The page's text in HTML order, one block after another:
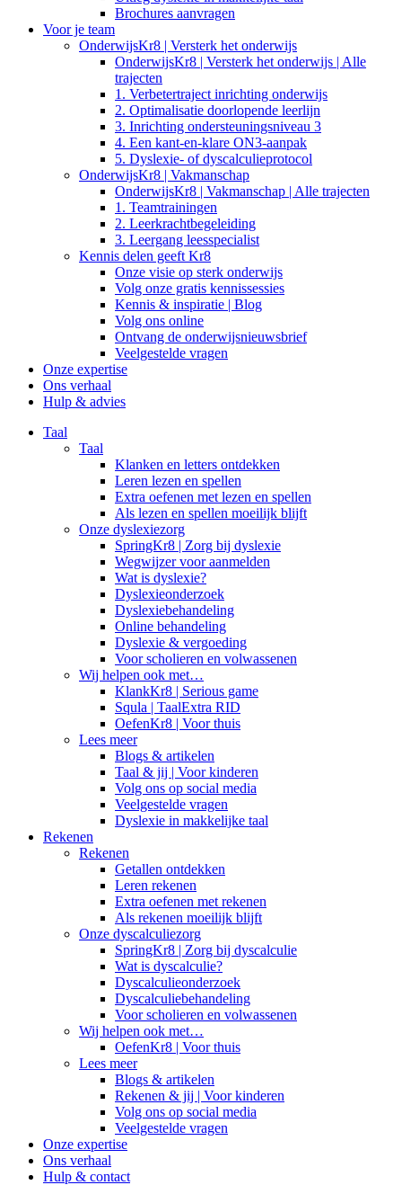
Brochures aanvragen
Voor je team
OnderwijsKr8 | Versterk het onderwijs
OnderwijsKr8 | Versterk het onderwijs | Alle
trajecten
1. Verbetertraject inrichting onderwijs
2. Optimalisatie doorlopende leerlijn
3. Inrichting ondersteuningsniveau 3
4. Een kant-en-klare ON3-aanpak
5. Dyslexie- of dyscalculieprotocol
OnderwijsKr8 | Vakmanschap
OnderwijsKr8 | Vakmanschap | Alle trajecten
1. Teamtrainingen
2. Leerkrachtbegeleiding
3. Leergang leesspecialist
Kennis delen geeft Kr8
Onze visie op sterk onderwijs
Volg onze gratis kennissessies
Kennis & inspiratie | Blog
Volg ons online
Ontvang de onderwijsnieuwsbrief
Veelgestelde vragen
Onze expertise
Ons verhaal
Hulp & advies
Taal
Taal
Klanken en letters ontdekken
Leren lezen en spellen
Extra oefenen met lezen en spellen
Als lezen en spellen moeilijk blijft
Onze dyslexiezorg
SpringKr8 | Zorg bij dyslexie
Wegwijzer voor aanmelden
Wat is dyslexie?
Dyslexieonderzoek
Dyslexiebehandeling
Online behandeling
Dyslexie & vergoeding
Voor scholieren en volwassenen
Wij helpen ook met…
KlankKr8 | Serious game
Squla | TaalExtra RID
OefenKr8 | Voor thuis
Lees meer
Blogs & artikelen
Taal & jij | Voor kinderen
Volg ons op social media
Veelgestelde vragen
Dyslexie in makkelijke taal
Rekenen
Rekenen
Getallen ontdekken
Leren rekenen
Extra oefenen met rekenen
Als rekenen moeilijk blijft
Onze dyscalculiezorg
SpringKr8 | Zorg bij dyscalculie
Wat is dyscalculie?
Dyscalculieonderzoek
Dyscalculiebehandeling
Voor scholieren en volwassenen
Wij helpen ook met…
OefenKr8 | Voor thuis
Lees meer
Blogs & artikelen
Rekenen & jij | Voor kinderen
Volg ons op social media
Veelgestelde vragen
Onze expertise
Ons verhaal
Hulp & contact